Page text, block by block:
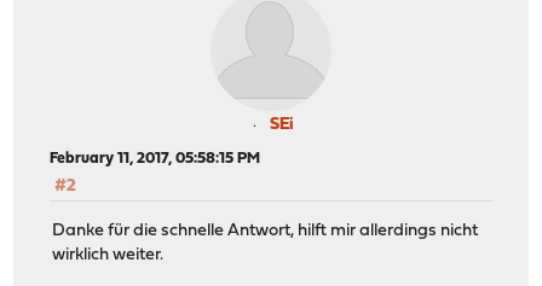
SEi
February 11, 2017, 05:58:15 PM
#2
Danke für die schnelle Antwort, hilft mir allerdings nicht
wirklich weiter.